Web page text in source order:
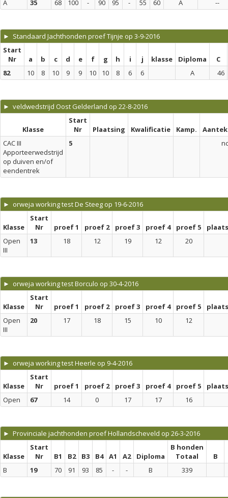
A
35 68 100 - 90 95 - 55 60 A --
► Standaard Jachthonden proef Tijnje op 3-9-2016
Start
Nr
a b c d e f g h i j klasse Diploma
C
82
10 8 10 9 9 10 10 8 6 6 A 46
► veldwedstrijd Oost Gelderland op 22-8-2016
Klasse
Start
Nr
Plaatsing Kwalificatie Kamp.
CAC III
Apporteerwedstrijd
op duiven en/of
eendentrek
5 nc
► orweja working test De Steeg op 19-6-2016
Klasse
Start
Nr
proef 1 proef 2 proef 3 proef 4 proef 5
Open
III
13 18 12 19 12 20
► orweja working test Borculo op 30-4-2016
Klasse
Start
Nr
proef 1 proef 2 proef 3 proef 4 proef 5
Open
III
20 17 18 15 10 12
► orweja working test Heerle op 9-4-2016
Klasse
Start
Nr
proef 1 proef 2 proef 3 proef 4 proef 5
Open
67 14 0 17 17 16
► Provinciale jachthonden proef Hollandscheveld op 26-3-2016
Klasse
Start
Nr
B1 B2 B3 B4 A1 A2 Diploma
B honden
Totaal
B
B
19 70 91 93 85 - - B 339